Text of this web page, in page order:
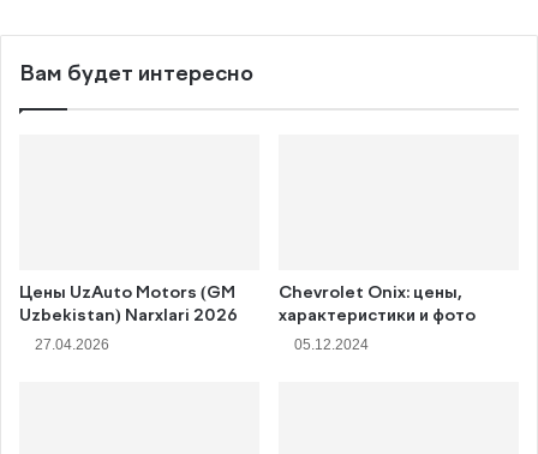
Вам будет интересно
Цены UzAuto Motors (GM
Uzbekistan) Narxlari 2026
27.04.2026
Chevrolet Onix: цены,
характеристики и фото
05.12.2024